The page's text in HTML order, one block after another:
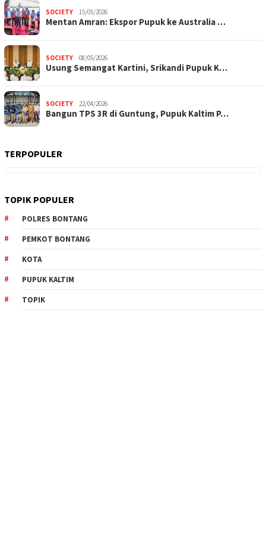
SOCIETY 15/05/2026
Mentan Amran: Ekspor Pupuk ke Australia …
SOCIETY 08/05/2026
Usung Semangat Kartini, Srikandi Pupuk K…
SOCIETY 22/04/2026
Bangun TPS 3R di Guntung, Pupuk Kaltim P…
TERPOPULER
TOPIK POPULER
POLRES BONTANG
PEMKOT BONTANG
KOTA
PUPUK KALTIM
TOPIK